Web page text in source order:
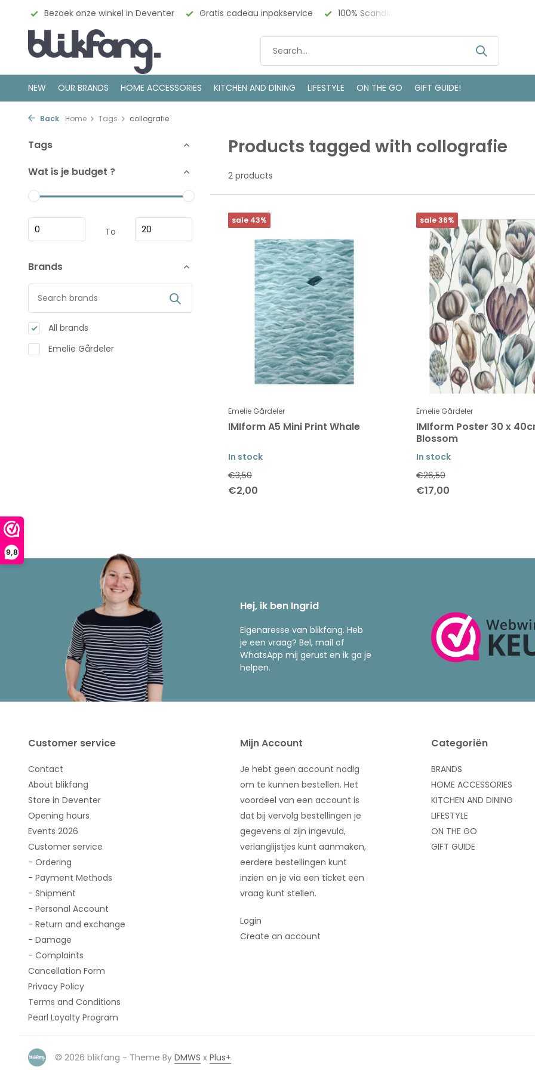
9,8
Bezoek onze winkel in Deventer Gratis cadeau inpakservice 100% Scandinavisch Design
NEW OUR BRANDS HOME ACCESSORIES KITCHEN AND DINING LIFESTYLE ON THE GO GIFT GUIDE!
Back Home Tags collografie
Tags
Wat is je budget ?
To
Brands
All brands
Emelie Gårdeler
Products tagged with collografie
2 products
sale 43%
Emelie Gårdeler
IMIform A5 Mini Print Whale
In stock
€3,50
€2,00
sale 36%
Emelie Gårdeler
IMIform Poster 30 x
Blossom
In stock
€26,50
€17,00
Hej, ik ben Ingrid
Eigenaresse van blikfang. Heb
je een vraag? Bel, mail of
WhatsApp mij gerust en ik ga je
helpen.
Customer service
Contact
About blikfang
Store in Deventer
Opening hours
Events 2026
Customer service
- Ordering
- Payment Methods
- Shipment
- Personal Account
- Return and exchange
- Damage
- Complaints
Cancellation Form
Privacy Policy
Terms and Conditions
Pearl Loyalty Program
Mijn Account
Je hebt geen account nodig
om te kunnen bestellen. Het
voordeel van een account is
dat bij vervolg bestellingen je
gegevens al zijn ingevuld,
verlanglijstjes kunt aanmaken,
eerdere bestellingen kunt
inzien en je via een ticket een
vraag kunt stellen.
Login
Create an account
Categoriën
BRANDS
HOME ACCESSORIES
KITCHEN AND DINING
LIFESTYLE
ON THE GO
GIFT GUIDE
© 2026 blikfang - Theme By DMWS x Plus+